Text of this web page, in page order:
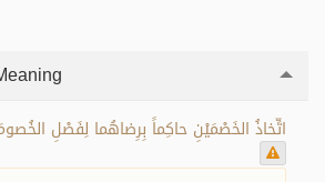
اتِّخاذُ الخَصْمَيْنِ حاكِماً بِرِضاهُما لِفَصْلِ